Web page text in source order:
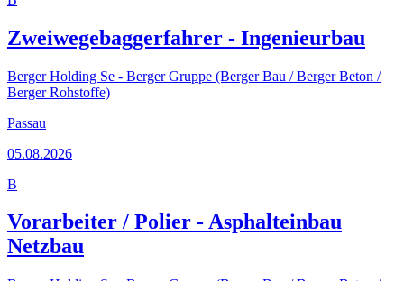
Zweiwegebaggerfahrer - Ingenieurbau
Berger Holding Se - Berger Gruppe (Berger Bau / Berger Beton /
Berger Rohstoffe)
Passau
05.08.2026
B
Vorarbeiter / Polier - Asphalteinbau
Netzbau